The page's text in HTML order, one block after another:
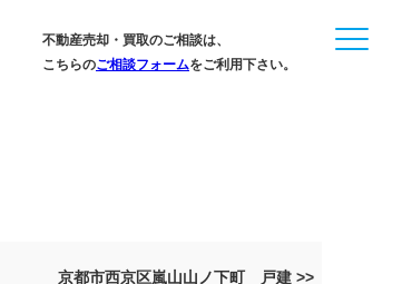
不動産売却・買取のご相談は、
こちらのご相談フォームをご利用下さい。
京都市西京区嵐山山ノ下町 戸建 >>